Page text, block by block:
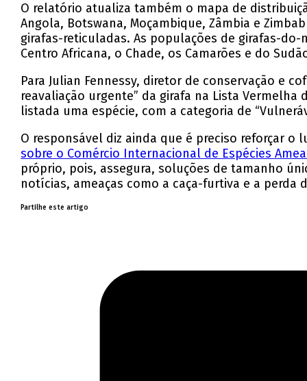
O relatório atualiza também o mapa de
Angola, Botswana, Moçambique, Zâmbia e
girafas-reticuladas. As populações de girafas-
Centro Africana, o Chade, os Camarões e do
Para Julian Fennessy, diretor de conservação e
reavaliação urgente” da girafa na Lista
listada uma espécie, com a categoria de
O responsável diz ainda que é preciso reforçar
sobre o Comércio Internacional de Espécies
próprio, pois, assegura, soluções de tamanho
notícias, ameaças como a caça-furtiva e a
Partilhe este artigo